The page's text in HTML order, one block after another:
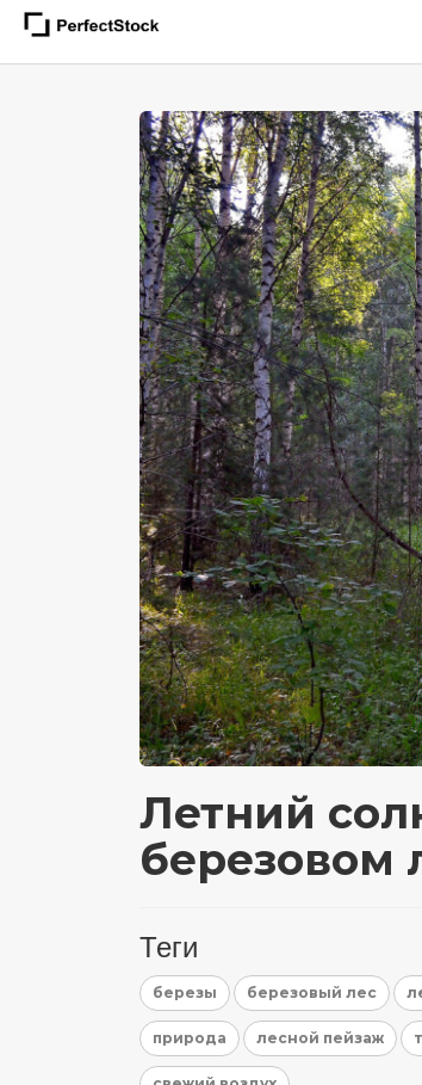
Летний
березовом
Теги
березы березовый лес
природа лесной пейзаж